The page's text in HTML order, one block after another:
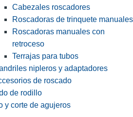
Cabezales roscadores
Roscadoras de trinquete manuales
Roscadoras manuales con
retroceso
Terrajas para tubos
nipleros y adaptadores
de roscado
de rodillo
y corte de agujeros